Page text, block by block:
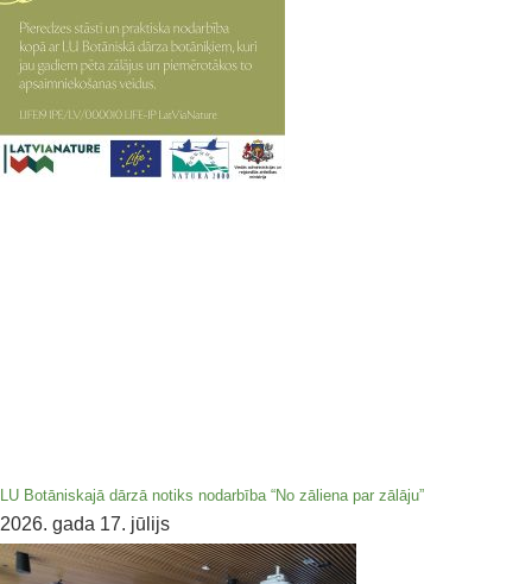
LU Botāniskajā dārzā notiks nodarbība “No zāliena par zālāju”
2026. gada 17. jūlijs